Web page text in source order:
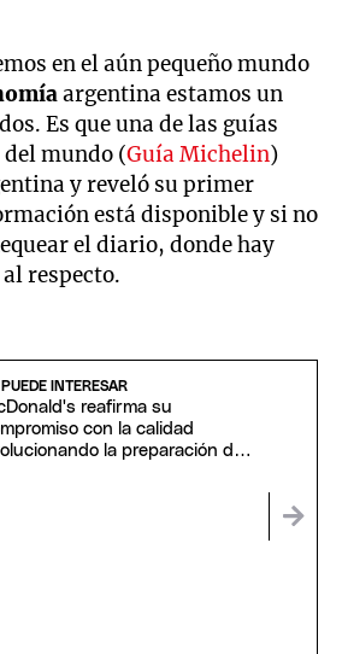
en el aún pequeño mundo
argentina estamos un
Es que una de las guías
mundo (Guía Michelin)
y reveló su primer
está disponible y si no
el diario, donde hay
respecto.
INTERESAR
reafirma su
con la calidad
la preparación de